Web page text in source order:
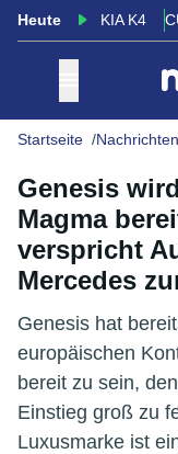
Heute KIA K4
Startseite Nachrichten
Genesis
Magma
verspricht
Mercedes
Genesis hat
europäischen
bereit zu sein,
Einstieg groß zu
Luxusmarke ist